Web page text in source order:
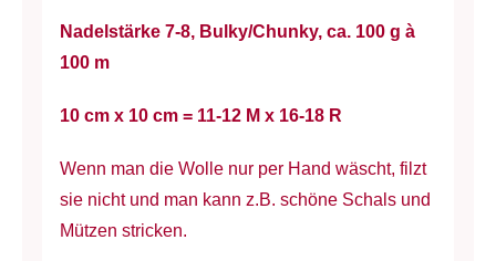
Nadelstärke 7-8, Bulky/Chunky, ca. 100 g à
100 m
10 cm x 10 cm = 11-12 M x 16-18 R
Wenn man die Wolle nur per Hand wäscht, filzt
sie nicht und man kann z.B. schöne Schals und
Mützen stricken.